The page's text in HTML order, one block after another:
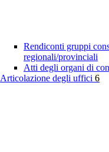
Rendiconti gruppi
regionali/provinciali
Atti degli organi di
Articolazione degli uffici 6